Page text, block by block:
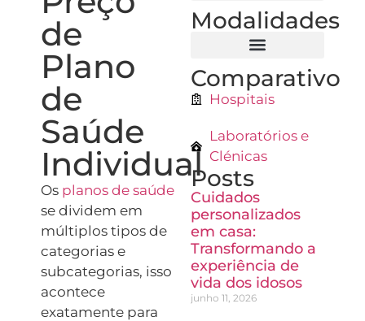
de
Plano
de
Saúde
Individual
Os planos de saúde
se dividem em
múltiplos tipos de
categorias e
subcategorias, isso
acontece
exatamente para
Modalidades
Comparativo
Hospitais
Laboratórios e
Clénicas
Posts
Cuidados
personalizados
em casa:
Transformando a
experiência de
vida dos idosos
junho 11, 2026